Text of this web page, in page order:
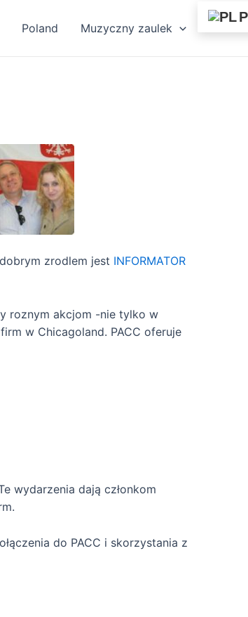
Poland Muzyczny zaulek
zrodlem jest INFORMATOR
roznym akcjom -nie tylko w
w Chicagoland. PACC oferuje
wydarzenia dają członkom
do PACC i skorzystania z